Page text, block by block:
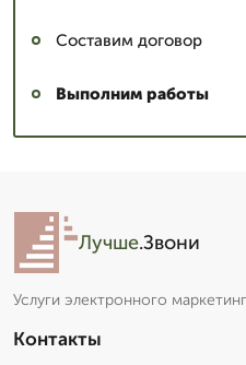
Составим договор
Выполним работы
Лучше.Звони
Услуги электронного
Контакты